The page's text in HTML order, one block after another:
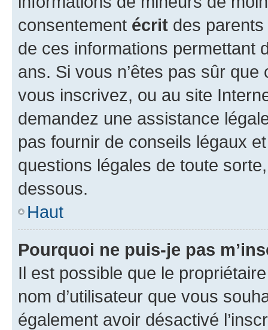
consentement écrit des parents
de ces informations permettant
ans. Si vous n’êtes pas sûr
vous inscrivez, ou au site
demandez une assistance
pas fournir de conseils légaux
questions légales de toute
dessous.
Haut
Pourquoi ne puis-je pas
Il est possible que le
nom d’utilisateur que vous
également avoir désactivé